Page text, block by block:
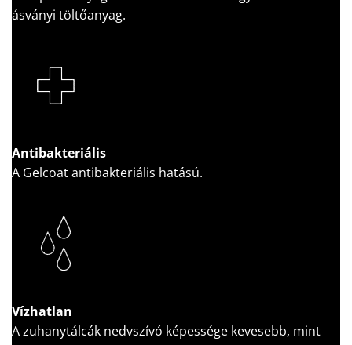
ásványi töltőanyag.
Antibakteriális
A Gelcoat antibakteriális hatású.
Vízhatlan
A zuhanytálcák nedvszívó képessége kevesebb, mint